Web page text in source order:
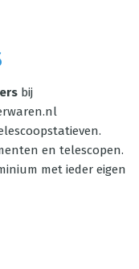
bij
en telescopen.
met ieder eigen